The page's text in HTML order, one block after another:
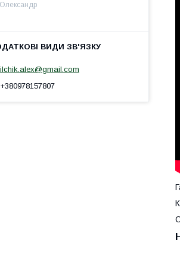
Олександр
ilchik.alex@gmail.com
+380978157807